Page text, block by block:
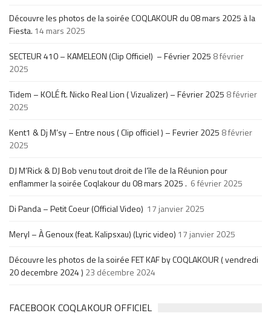
Découvre les photos de la soirée COQLAKOUR du 08 mars 2025 à la
Fiesta. 14 mars 2025
SECTEUR 410 – KAMELEON (Clip Officiel) – Février 2025 8 février
2025
Tidem – KOLÉ ft. Nicko Real Lion ( Vizualizer) – Février 2025 8 février
2025
Kent1 & Dj M’sy – Entre nous ( Clip officiel ) – Fevrier 2025 8 février
2025
DJ M’Rick & DJ Bob venu tout droit de l’île de la Réunion pour
enflammer la soirée Coqlakour du 08 mars 2025 . 6 février 2025
Di Panda – Petit Coeur (Official Video) 17 janvier 2025
Meryl – À Genoux (feat. Kalipsxau) (Lyric video) 17 janvier 2025
Découvre les photos de la soirée FET KAF by COQLAKOUR ( vendredi
20 decembre 2024 ) 23 décembre 2024
FACEBOOK COQLAKOUR OFFICIEL